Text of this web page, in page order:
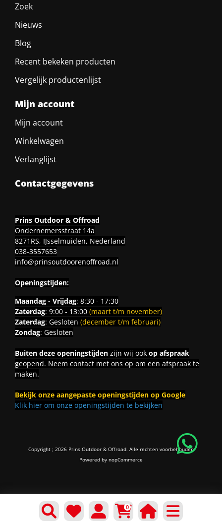
0
Zoek
Nieuws
Blog
Recent bekeken producten
Vergelijk productenlijst
Mijn account
Mijn account
Winkelwagen
Verlanglijst
Contactgegevens
Prins Outdoor & Offroad
Ondernemersstraat 14a
8271RS, IJsselmuiden, Nederland
038-3557653
info@prinsoutdoorenoffroad.nl
Openingstijden:
Maandag - Vrijdag: 8:30 - 17:30
Zaterdag: 9:00 - 13:00 (maart t/m november)
Zaterdag: Gesloten (december t/m februari)
Zondag: Gesloten
Buiten deze openingstijdenzijn wij ook op afspraak
geopend. Neem contact met ons op om een afspraak te
maken.
Bekijk onze aangepaste openingstijden op Google
Klik hier om onze openingstijden te bekijken
Copyright ; 2026 Prins Outdoor & Offroad. Alle rechten voorbehouden
Powered by nopCommerce